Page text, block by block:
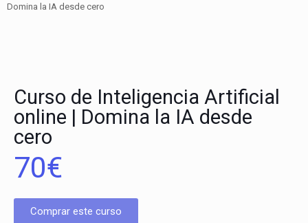
Domina la IA desde cero
Curso de Inteligencia Artificial
online | Domina la IA desde
cero
70€
Comprar este curso